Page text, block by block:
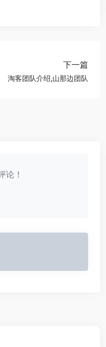
下一篇
淘客团队介绍,山那边团队
论！